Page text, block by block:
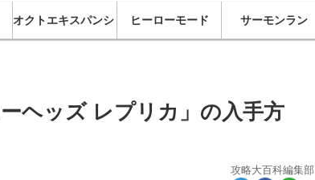
オクトエキスパンションヒーローモード サーモンラン
ヘッズ レプリカ」の入手方
攻略大百科編集部